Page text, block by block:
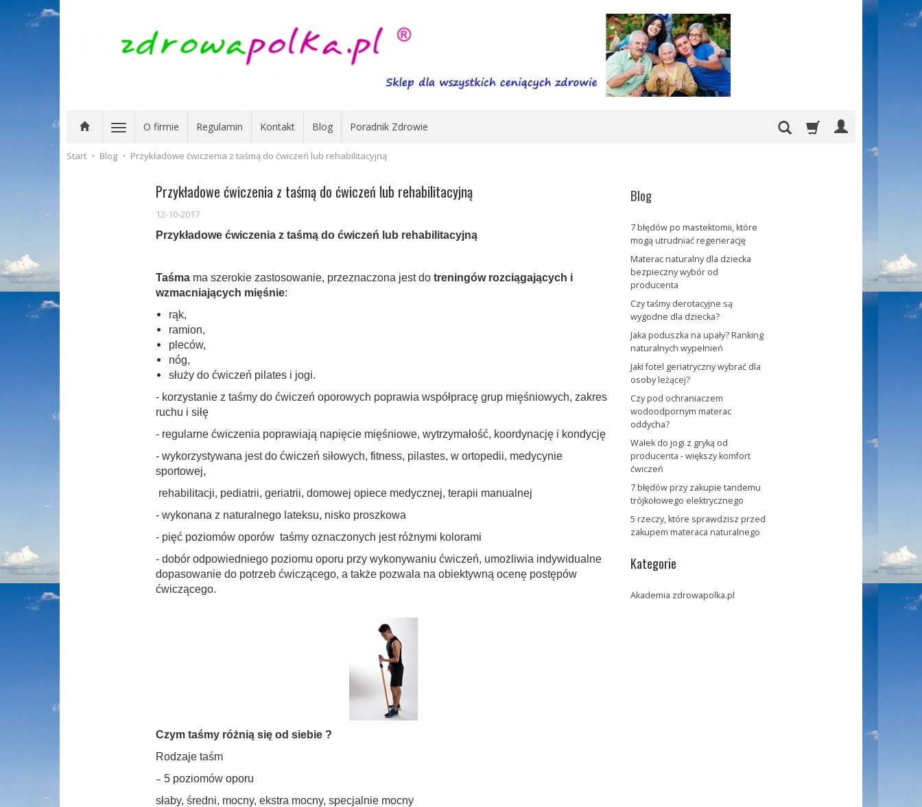
O firmie Regulamin Kontakt Blog Poradnik Zdrowie
Start Blog Przykładowe ćwiczenia z taśmą do ćwiczeń lub rehabilitacyjną
Przykładowe ćwiczenia z taśmą do ćwiczeń lub rehabilitacyjną
12-10-2017
Przykładowe ćwiczenia z taśmą do ćwiczeń lub rehabilitacyjną
Taśma ma szerokie zastosowanie, przeznaczona jest do treningów rozciągających i
wzmacniających mięśnie:
rąk,
ramion,
pleców,
nóg,
służy do ćwiczeń pilates i jogi.
- korzystanie z taśmy do ćwiczeń oporowych poprawia współpracę grup mięśniowych, zakres
ruchu i siłę
- regularne ćwiczenia poprawiają napięcie mięśniowe, wytrzymałość, koordynację i kondycję
- wykorzystywana jest do ćwiczeń siłowych, fitness, pilastes, w ortopedii, medycynie
sportowej,
rehabilitacji, pediatrii, geriatrii, domowej opiece medycznej, terapii manualnej
- wykonana z naturalnego lateksu, nisko proszkowa
- pięć poziomów oporów taśmy oznaczonych jest różnymi kolorami
- dobór odpowiedniego poziomu oporu przy wykonywaniu ćwiczeń, umożliwia indywidualne
dopasowanie do potrzeb ćwiczącego, a także pozwala na obiektywną ocenę postępów
ćwiczącego.
Czym taśmy różnią się od siebie ?
Rodzaje taśm
– 5 poziomów oporu
słaby, średni, mocny, ekstra mocny, specjalnie mocny
Blog
7 błędów po mastektomii, które
mogą utrudniać regenerację
Materac naturalny dla dziecka
bezpieczny wybór od
producenta
Czy taśmy derotacyjne są
wygodne dla dziecka?
Jaka poduszka na upały? Ranking
naturalnych wypełnień
Jaki fotel geriatryczny wybrać dla
osoby leżącej?
Czy pod ochraniaczem
wodoodpornym materac
oddycha?
Wałek do jogi z gryką od
producenta - większy komfort
ćwiczeń
7 błędów przy zakupie tandemu
trójkołowego elektrycznego
5 rzeczy, które sprawdzisz przed
zakupem materaca naturalnego
Kategorie
Akademia zdrowapolka.pl